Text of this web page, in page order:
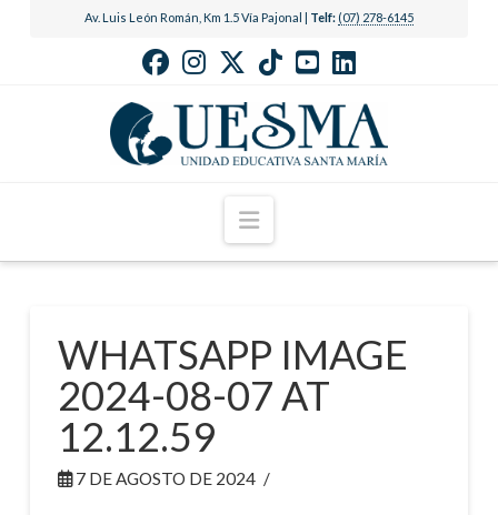
Av. Luis León Román, Km 1.5 Vía Pajonal | Telf: (07) 278-6145
Navigation
WHATSAPP IMAGE
2024-08-07 AT
12.12.59
7 DE AGOSTO DE 2024